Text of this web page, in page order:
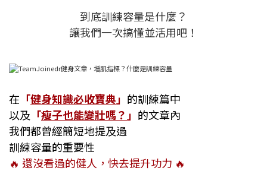
到底訓練容量是什麼？
讓我們一次搞懂並活用吧！
在 「健身知識必收寶典」 的訓練篇中
以及 「瘦子也能變壯嗎？ 」 的文章內
我們都曾經簡短地提及過
訓練容量的重要性
🔥 還沒看過的健人，快去提升功力 🔥